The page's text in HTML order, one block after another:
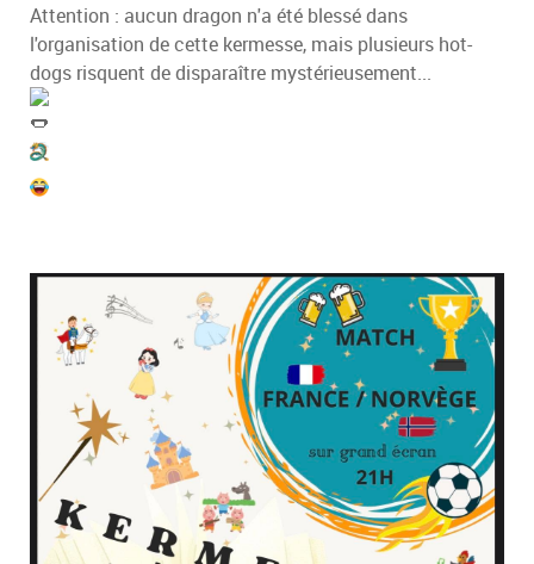
Attention : aucun dragon n'a été blessé dans
l'organisation de cette kermesse, mais plusieurs hot-
dogs risquent de disparaître mystérieusement...